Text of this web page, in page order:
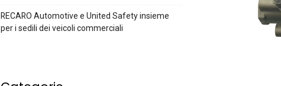
RECARO Automotive e United Safety insieme
per i sedili dei veicoli commerciali